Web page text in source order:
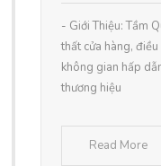
- Giới Thiệu: Tầm
thất cửa hàng,
không gian hấp
thương hiệu
Read More